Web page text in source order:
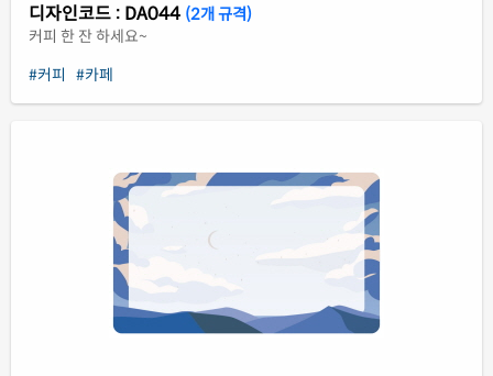
디자인코드 : DA044 (2개 규격)
커피 한 잔 하세요~
#커피
#카페